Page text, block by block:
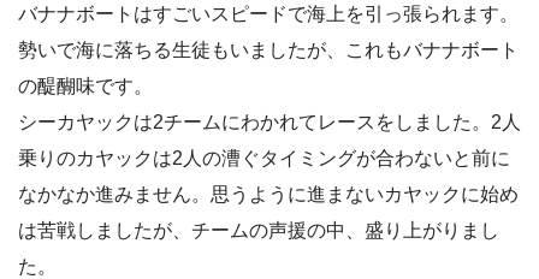
バナナボートはすごいスピードで海上を引っ張られます。
勢いで海に落ちる生徒もいましたが、これもバナナボート
の醍醐味です。
シーカヤックは2チームにわかれてレースをしました。2人
乗りのカヤックは2人の漕ぐタイミングが合わないと前に
なかなか進みません。思うように進まないカヤックに始め
は苦戦しましたが、チームの声援の中、盛り上がりまし
た。